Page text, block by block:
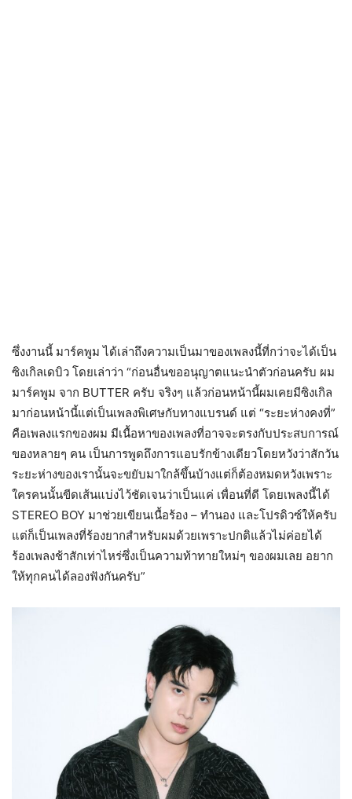
ซึ่งงานนี้ มาร์คพูม ได้เล่าถึงความเป็นมาของเพลงนี้ที่กว่าจะได้เป็น
ซิงเกิลเดบิว โดยเล่าว่า “ก่อนอื่นขออนุญาตแนะนำตัวก่อนครับ ผม
มาร์คพูม จาก BUTTER ครับ จริงๆ แล้วก่อนหน้านี้ผมเคยมีซิงเกิล
มาก่อนหน้านี้แต่เป็นเพลงพิเศษกับทางแบรนด์ แต่ “ระยะห่างคงที่”
คือเพลงแรกของผม มีเนื้อหาของเพลงที่อาจจะตรงกับประสบการณ์
ของหลายๆ คน เป็นการพูดถึงการแอบรักข้างเดียวโดยหวังว่าสักวัน
ระยะห่างของเรานั้นจะขยับมาใกล้ขึ้นบ้างแต่ก็ต้องหมดหวังเพราะ
ใครคนนั้นขีดเส้นแบ่งไว้ชัดเจนว่าเป็นแค่ เพื่อนที่ดี โดยเพลงนี้ได้
STEREO BOY มาช่วยเขียนเนื้อร้อง – ทำนอง และโปรดิวซ์ให้ครับ
แต่ก็เป็นเพลงที่ร้องยากสำหรับผมด้วยเพราะปกติแล้วไม่ค่อยได้
ร้องเพลงช้าสักเท่าไหร่ซึ่งเป็นความท้าทายใหม่ๆ ของผมเลย อยาก
ให้ทุกคนได้ลองฟังกันครับ”